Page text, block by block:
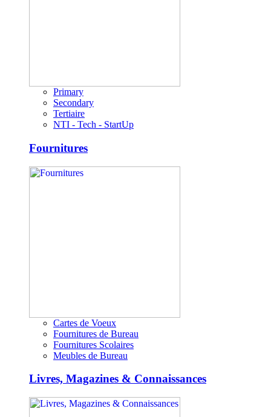
Primary
Secondary
Tertiaire
NTI - Tech - StartUp
Fournitures
Cartes de Voeux
Fournitures de Bureau
Fournitures Scolaires
Meubles de Bureau
Livres, Magazines & Connaissances